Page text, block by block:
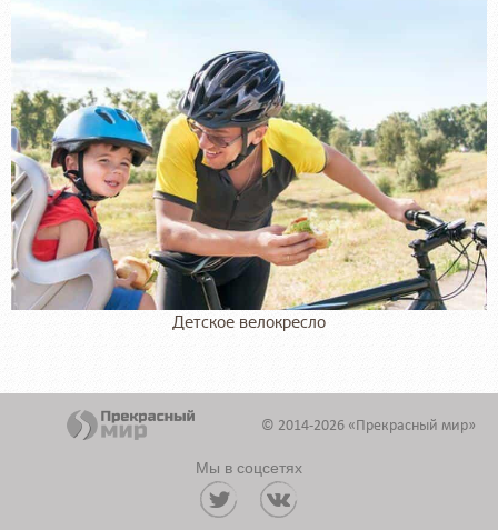
Детское велокресло
© 2014-2026 «Прекрасный мир»
Мы в соцсетях